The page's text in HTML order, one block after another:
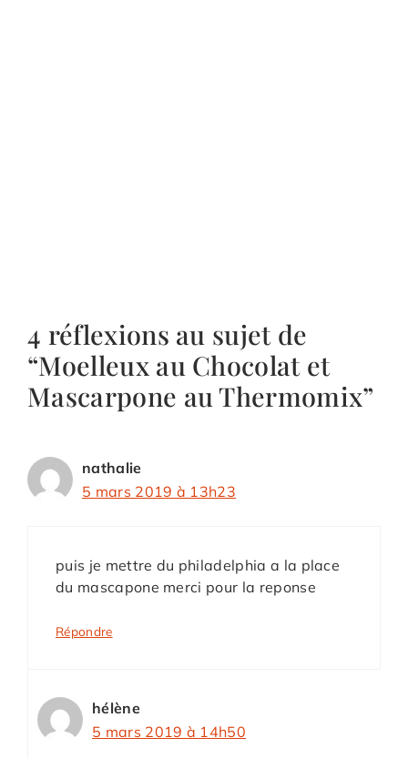
4 réflexions au sujet de
“Moelleux au Chocolat et
Mascarpone au Thermomix”
nathalie
5 mars 2019 à 13h23
puis je mettre du philadelphia a la place
du mascapone merci pour la reponse
Répondre
hélène
5 mars 2019 à 14h50